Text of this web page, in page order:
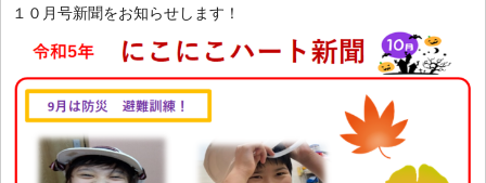
１０月号新聞をお知らせします！